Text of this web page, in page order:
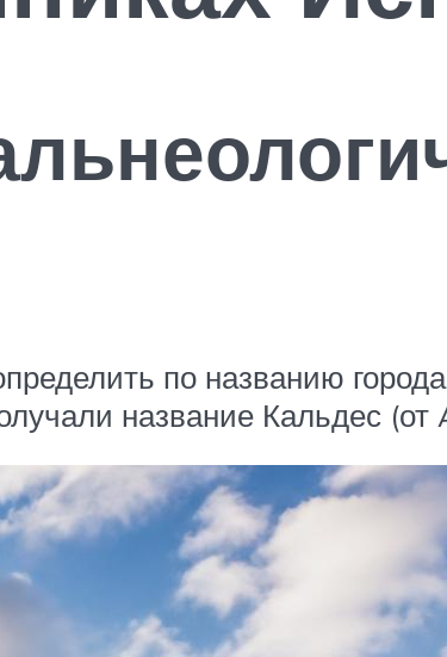
по названию
название Кальдес (от